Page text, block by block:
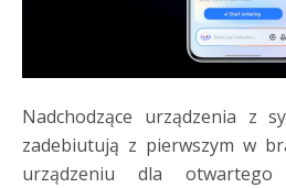
Nadchodzące urządzenia z
zadebiutują z pierwszym w
urządzeniu dla otwartego